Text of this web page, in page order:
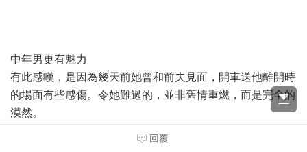
中年男更有魅力
有此感嘆，是因為幾天前她曾和前夫見面，開車送他離開時
的場面有些感傷。令她難過的，並非舊情重燃，而是完全的
漠然。
回覆